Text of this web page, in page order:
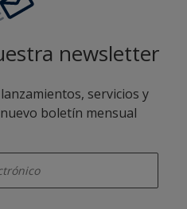
newsletter
servicios y
boletín mensual